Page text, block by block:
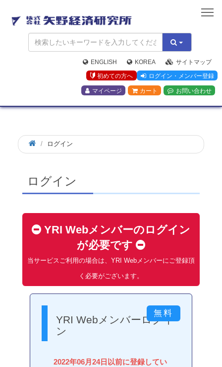
矢
野
経
済
研
究
所
ENGLISH KOREA
サイトマップ
初めての方へ
ログイン・メンバー登録
マイページ カート お問い合わせ
ログイン
ログイン
YRI Webメンバーのログイン
が必要です
当サービスご利用の場合は、YRI Webメンバーにご登録頂
く必要がございます。
YRI Webメンバーログイ
ン
2022年06月24日以前に登録してい